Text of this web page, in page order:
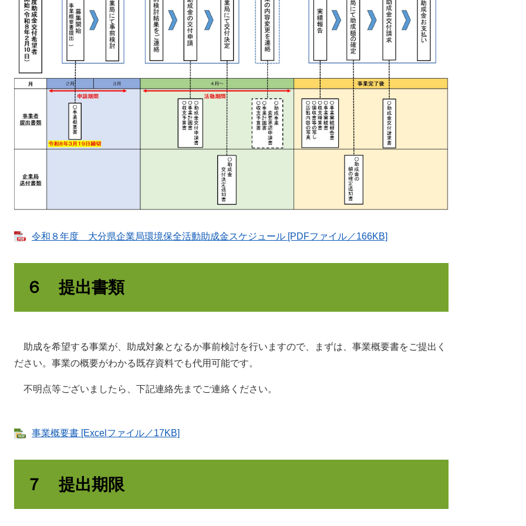
令和８年度 大分県企業局環境保全活動助成金スケジュール [PDFファイル／166KB]
６ 提出書類
助成を希望する事業が、助成対象となるか事前検討を行いますので、まずは、事業概要書をご提出く
ださい。事業の概要がわかる既存資料でも代用可能です。
不明点等ございましたら、下記連絡先までご連絡ください。
事業概要書 [Excelファイル／17KB]
７ 提出期限